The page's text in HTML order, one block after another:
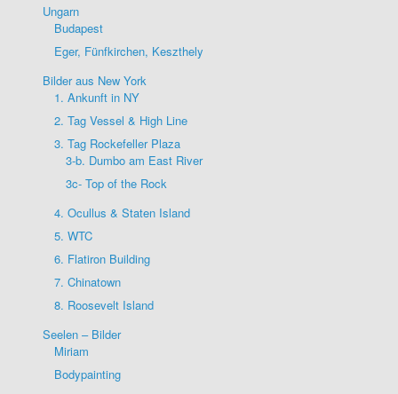
Ungarn
Budapest
Eger, Fünfkirchen, Keszthely
Bilder aus New York
1. Ankunft in NY
2. Tag Vessel & High Line
3. Tag Rockefeller Plaza
3-b. Dumbo am East River
3c- Top of the Rock
4. Ocullus & Staten Island
5. WTC
6. Flatiron Building
7. Chinatown
8. Roosevelt Island
Seelen – Bilder
Miriam
Bodypainting